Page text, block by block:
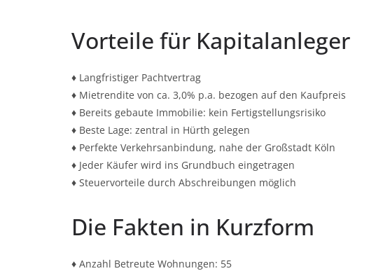
Vorteile für Kapitalanleger
♦ Langfristiger Pachtvertrag
♦ Mietrendite von ca. 3,0% p.a. bezogen auf den Kaufpreis
♦ Bereits gebaute Immobilie: kein Fertigstellungsrisiko
♦ Beste Lage: zentral in Hürth gelegen
♦ Perfekte Verkehrsanbindung, nahe der Großstadt Köln
♦ Jeder Käufer wird ins Grundbuch eingetragen
♦ Steuervorteile durch Abschreibungen möglich
Die Fakten in Kurzform
♦ Anzahl Betreute Wohnungen: 55